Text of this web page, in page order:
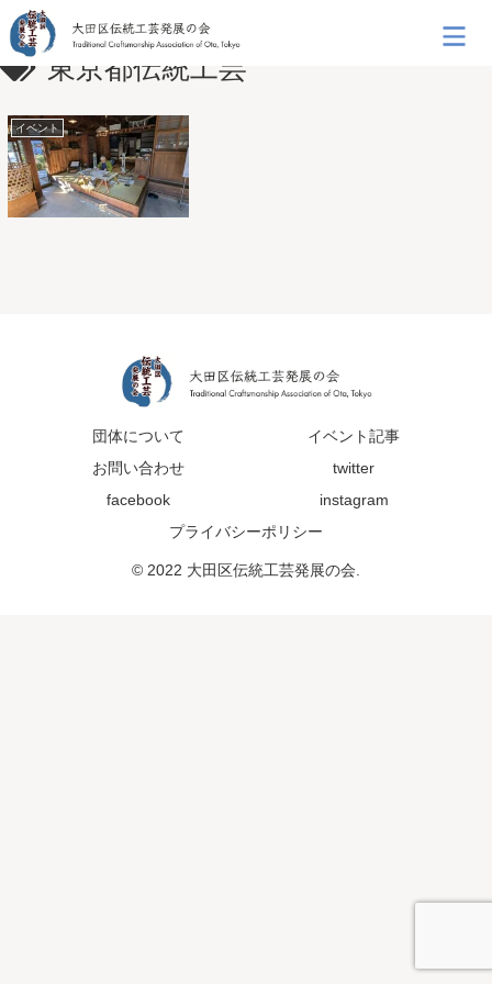
東京都伝統工芸
イベント
団体について
イベント記事
お問い合わせ
twitter
facebook
instagram
プライバシーポリシー
© 2022 大田区伝統工芸発展の会.